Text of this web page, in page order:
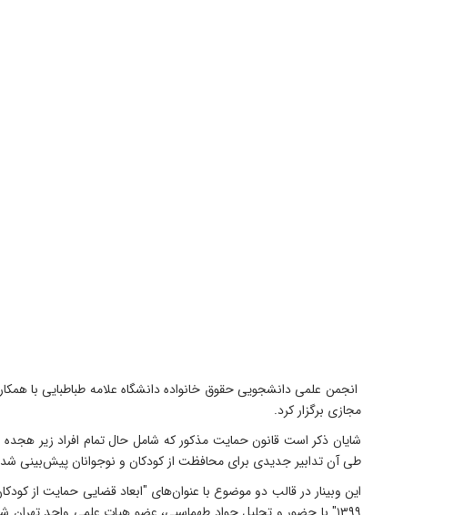
مجازی برگزار کرد.
طی آن تدابیر جدیدی برای محافظت از کودکان و نوجوانان پیش‌بینی
این وبینار در قالب دو موضوع با عنوان‌های "ابعاد قضایی حمایت از